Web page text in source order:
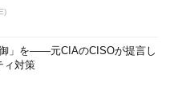
」を――元CIAのCISOが提言し
ィ対策